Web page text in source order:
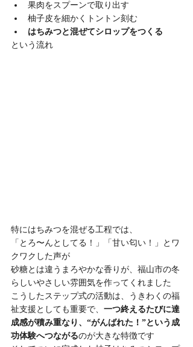
果肉をスプーンで取り出す
柚子皮を細かくトントン刻む
はちみつと混ぜてシロップをつくる
という流れ
特にはちみつを混ぜる工程では、
「とろ〜んとしてる！」「甘い匂い！」とワ
クワクした声が
砂糖とは違うまろやかな香りが、福山市の冬
らしいやさしい雰囲気を作ってくれました
こうしたステップ式の活動は、うきわくの福
祉支援としても重要で、 一つ終えるたびに達
成感が積み重なり、“がんばれた！”という成
功体験へつながるのが大きな特徴です